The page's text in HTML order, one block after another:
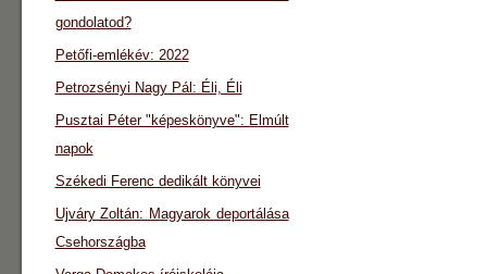
gondolatod?
Petőfi-emlékév: 2022
Petrozsényi Nagy Pál: Éli, Éli
Pusztai Péter "képeskönyve": Elmúlt
napok
Székedi Ferenc dedikált könyvei
Ujváry Zoltán: Magyarok deportálása
Csehországba